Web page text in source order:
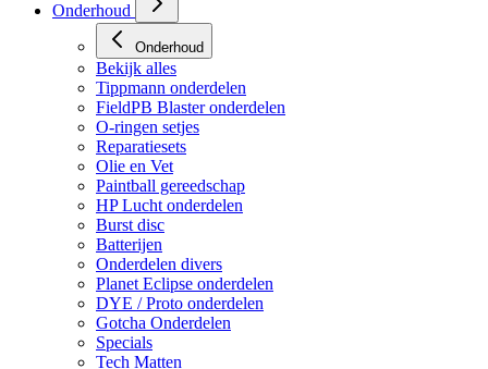
Onderhoud
Onderhoud
Bekijk alles
Tippmann onderdelen
FieldPB Blaster onderdelen
O-ringen setjes
Reparatiesets
Olie en Vet
Paintball gereedschap
HP Lucht onderdelen
Burst disc
Batterijen
Onderdelen divers
Planet Eclipse onderdelen
DYE / Proto onderdelen
Gotcha Onderdelen
Specials
Tech Matten